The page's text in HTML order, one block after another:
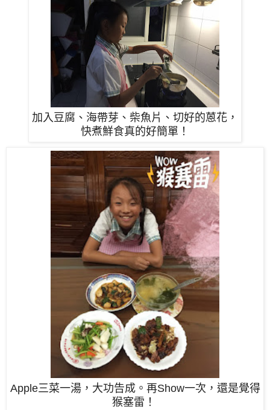
加入豆腐、海帶芽、柴魚片、切好的蒽花，
快煮鮮食真的好簡單！
Apple三菜一湯，大功告成。 再Show一次，還是覺得
猴塞雷！